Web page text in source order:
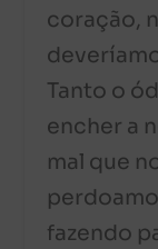
coração,
Tanto o
encher a
mal que
fazendo